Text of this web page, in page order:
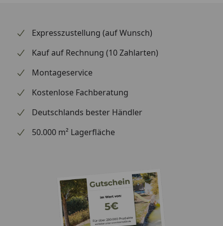
Expresszustellung (auf Wunsch)
Kauf auf Rechnung (10 Zahlarten)
Montageservice
Kostenlose Fachberatung
Deutschlands bester Händler
50.000 m² Lagerfläche